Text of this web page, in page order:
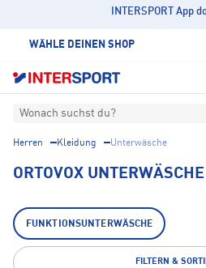
INTERSPORT App
WÄHLE DEINEN SHOP
Wonach suchst du?
Herren Kleidung Unterwäsche
ORTOVOX
FUNKTIONSUNTERWÄSCHE
FILTERN &